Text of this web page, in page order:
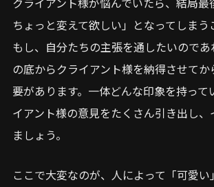
ちょっと変えて欲しい」となってしまう
もし、自分たちの主張を通したいので
の底からクライアント様を納得させて
要があります。一体どんな印象を持って
イアント様の意見をたくさん引き出し、
ましょう。
ここで大変なのが、人によって「可愛